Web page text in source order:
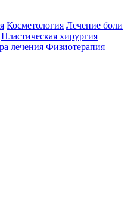
Косметология Лечение боли
Пластическая хирургия
лечения Физиотерапия